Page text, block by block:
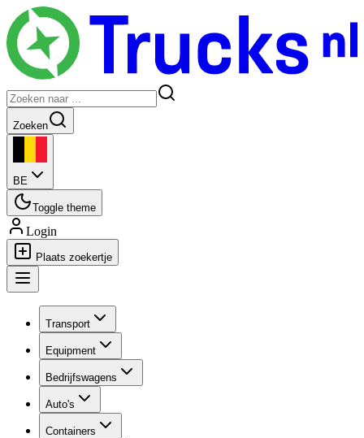
Zoeken
BE
Toggle theme
Login
Plaats zoekertje
Transport
Equipment
Bedrijfswagens
Auto's
Containers